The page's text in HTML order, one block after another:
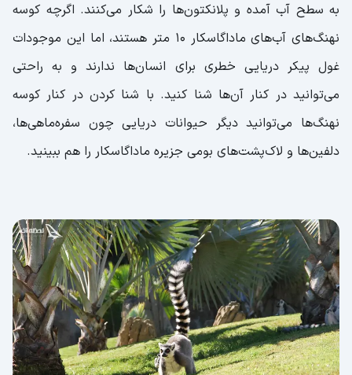
به سطح آب آمده و پلانکتون‌ها را شکار می‌کنند. اگرچه کوسه
نهنگ‌های آب‌های ماداگاسکار 10 متر هستند، اما این موجودات
غول پیکر دریایی خطری برای انسان‌ها ندارند و به راحتی
می‌توانید در کنار آن‌ها شنا کنید. با شنا کردن در کنار کوسه
نهنگ‌ها می‌توانید دیگر حیوانات دریایی چون سفره‌ماهی‌ها،
دلفین‌ها و لاک‌پشت‌های بومی جزیره ماداگاسکار را هم ببینید.